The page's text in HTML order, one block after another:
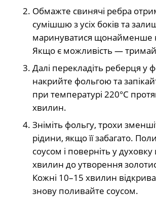
Обмажте свинячі ребра
сумішшю з усіх боків та
маринуватися щонайменше
Якщо є можливість —
Далі перекладіть реберця у
накрийте фольгою та
при температурі 220°C
хвилин.
Зніміть фольгу, трохи
рідини, якщо її забагато.
соусом і поверніть у
хвилин до утворення
Кожні 10–15 хвилин
знову поливайте соусом.